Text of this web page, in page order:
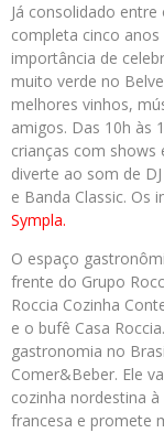
Já consolidado
completa cinco
importância de
muito verde no
melhores vinhos,
amigos. Das 10h às
crianças com shows
diverte ao som de
e Banda Classic. Os
Sympla.
O espaço
frente do Grupo
Roccia Cozinha
e o bufê Casa
gastronomia no
Comer&Beber. Ele
cozinha nordestina
francesa e promete